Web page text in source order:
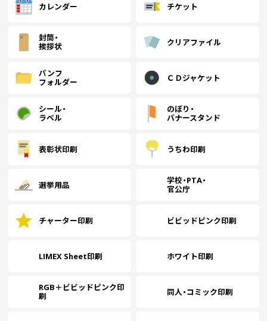
カレンダー チケット
封筒・
挨拶状
クリアファイル
パンフ
フォルダー
ＣＤジャケット
シール・
ラベル
のぼり・
バナースタンド
表彰状印刷 うちわ印刷
選挙用品
学校・PTA・
官公庁
チャーター印刷 ビビッドピンク印刷
LIMEX Sheet印刷 ホワイト印刷
RGB＋ビビッドピンク印
刷
同人・コミック印刷